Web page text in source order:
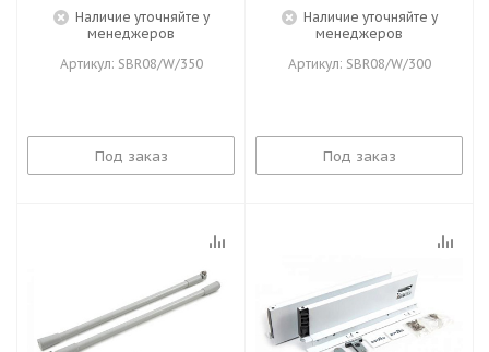
Наличие уточняйте у
менеджеров
Артикул: SBR08/W/350
Под заказ
Наличие уточняйте у
менеджеров
Артикул: SBR08/W/300
Под заказ